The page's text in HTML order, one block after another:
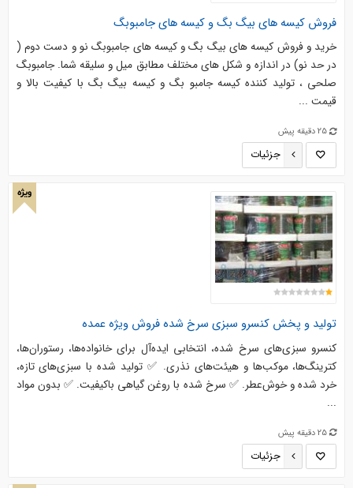
فروش کیسه های بیگ بگ و کیسه های جامبوبگ
خرید و فروش کیسه های بیگ بگ و کیسه های جامبوبگ نو و دست دوم (
در حد نو) در اندازه و شکل های مختلف مطابق میل و سلیقه شما. جامبوبگ
صلحی ، تولید کننده کیسه جامبو بگ و کیسه بیگ بگ با کیفیت بالا و
قیمت ...
25 دقیقه پیش
جزئیات
ویژه
تولید و پخش کنسرو سبزی سرخ شده فروش ویژه عمده
کنسرو سبزی‌های سرخ شده، انتخابی ایده‌آل برای خانواده‌ها، رستوران‌ها،
کترینگ‌ها، موکب‌ها و هیئت‌های نذری. ✅ تولید شده با سبزی‌های تازه،
خرد شده و خوش‌عطر. ✅ سرخ شده با روغن گیاهی باکیفیت. ✅ بدون مواد
...
25 دقیقه پیش
جزئیات